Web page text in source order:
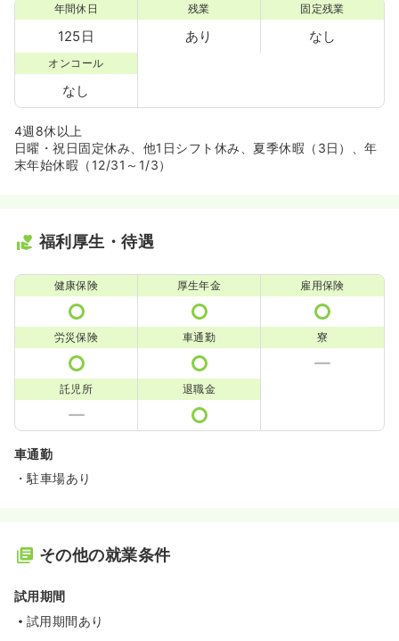
年間休日
125日
残業
あり
固定残業
なし
オンコール
なし
4週8休以上
日曜・祝日固定休み、他1日シフト休み、夏季休暇（3日）、年
末年始休暇（12/31～1/3）
福利厚生・待遇
健康保険 厚生年金 雇用保険
労災保険 車通勤 寮
託児所 退職金
車通勤
・駐車場あり
その他の就業条件
試用期間
試用期間あり